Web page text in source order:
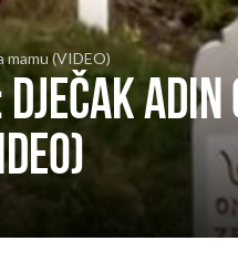
mamu (VIDEO)
Adin